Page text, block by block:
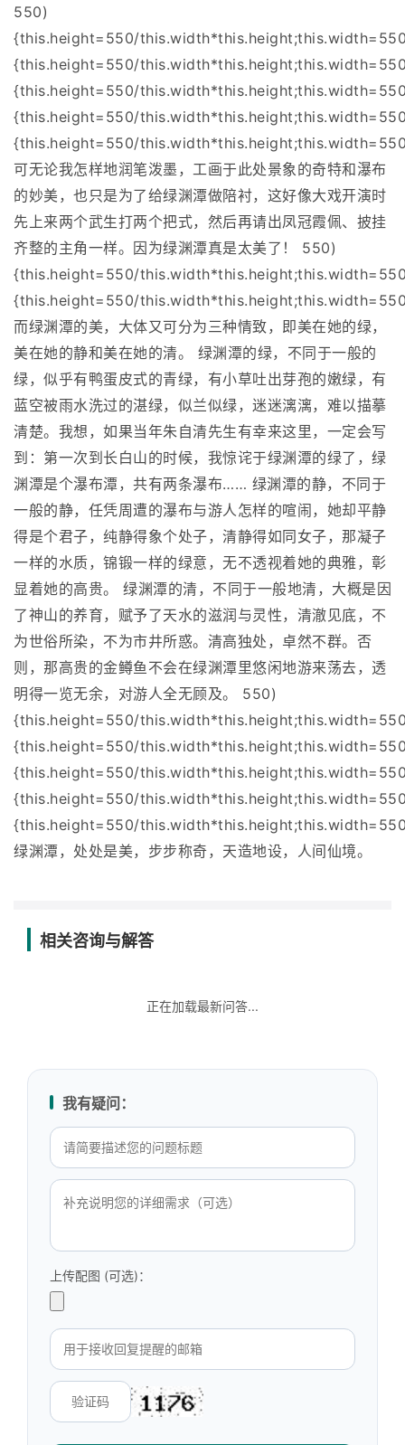
550)
{this.height=550/
{this.height=550/
{this.height=550/
{this.height=550/
{this.height=550/
可无论我怎样地润笔泼墨，工画于此处景象的奇特和瀑布
的妙美，也只是为了给绿渊潭做陪衬，这好像大戏开演时
先上来两个武生打两个把式，然后再请出凤冠霞佩、披挂
齐整的主角一样。因为绿渊潭真是太美了！ 550)
{this.height=550/
{this.height=550/
而绿渊潭的美，大体又可分为三种情致，即美在她的绿，
美在她的静和美在她的清。 绿渊潭的绿，不同于一般的
绿，似乎有鸭蛋皮式的青绿，有小草吐出芽孢的嫩绿，有
蓝空被雨水洗过的湛绿，似兰似绿，迷迷漓漓，难以描摹
清楚。我想，如果当年朱自清先生有幸来这里，一定会写
到：第一次到长白山的时候，我惊诧于绿渊潭的绿了，绿
渊潭是个瀑布潭，共有两条瀑布…… 绿渊潭的静，不同于
一般的静，任凭周遭的瀑布与游人怎样的喧闹，她却平静
得是个君子，纯静得象个处子，清静得如同女子，那凝子
一样的水质，锦锻一样的绿意，无不透视着她的典雅，彰
显着她的高贵。 绿渊潭的清，不同于一般地清，大概是因
了神山的养育，赋予了天水的滋润与灵性，清澈见底，不
为世俗所染，不为市井所惑。清高独处，卓然不群。否
则，那高贵的金鳟鱼不会在绿渊潭里悠闲地游来荡去，透
明得一览无余，对游人全无顾及。 550)
{this.height=550/
{this.height=550/
{this.height=550/
{this.height=550/
{this.height=550/
绿渊潭，处处是美，步步称奇，天造地设，人间仙境。
相关咨询与解答
正在加载最新问答...
我有疑问：
上传配图 (可选)：